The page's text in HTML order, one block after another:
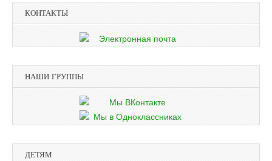
КОНТАКТЫ
НАШИ ГРУППЫ
ДЕТЯМ